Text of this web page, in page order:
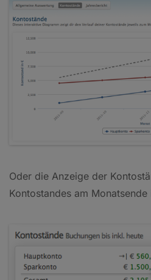
Oder die Anzeige der
Kontostandes am